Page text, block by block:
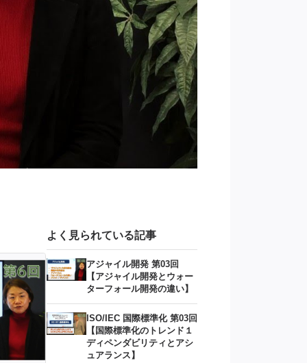
よく見られている記事
アジャイル開発 第03回
【アジャイル開発とウォー
ターフォール開発の違い】
ISO/IEC 国際標準化 第03回
【国際標準化のトレンド１
ディペンダビリティとアシ
ュアランス】